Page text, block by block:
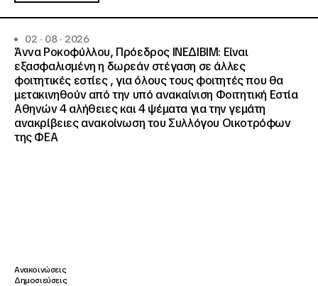
02 · 08 · 2026
Άννα Ροκοφύλλου, Πρόεδρος ΙΝΕΔΙΒΙΜ: Είναι
εξασφαλισμένη η δωρεάν στέγαση σε άλλες
φοιτητικές εστίες , για όλους τους φοιτητές που θα
μετακινηθούν από την υπό ανακαίνιση Φοιτητική Εστία
Αθηνών 4 αλήθειες και 4 ψέματα για την γεμάτη
ανακρίβειες ανακοίνωση του Συλλόγου Οικοτρόφων
της ΦΕΑ
Ανακοινώσεις
Δημοσιεύσεις